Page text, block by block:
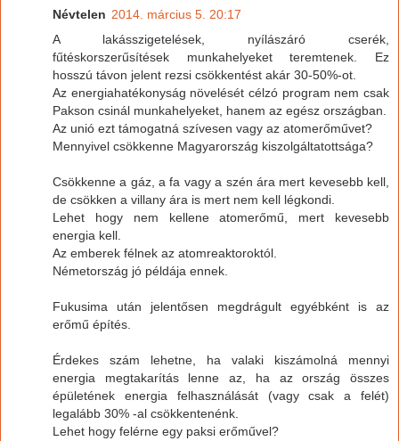
Névtelen 2014. március 5. 20:17
A lakásszigetelések, nyílászáró cserék,
fűtéskorszerűsítések munkahelyeket teremtenek. Ez
hosszú távon jelent rezsi csökkentést akár 30-50%-ot.
Az energiahatékonyság növelését célzó program nem csak
Pakson csinál munkahelyeket, hanem az egész országban.
Az unió ezt támogatná szívesen vagy az atomerőművet?
Mennyivel csökkenne Magyarország kiszolgáltatottsága?
Csökkenne a gáz, a fa vagy a szén ára mert kevesebb kell,
de csökken a villany ára is mert nem kell légkondi.
Lehet hogy nem kellene atomerőmű, mert kevesebb
energia kell.
Az emberek félnek az atomreaktoroktól.
Németország jó példája ennek.
Fukusima után jelentősen megdrágult egyébként is az
erőmű építés.
Érdekes szám lehetne, ha valaki kiszámolná mennyi
energia megtakarítás lenne az, ha az ország összes
épületének energia felhasználását (vagy csak a felét)
legalább 30% -al csökkentenénk.
Lehet hogy felérne egy paksi erőművel?